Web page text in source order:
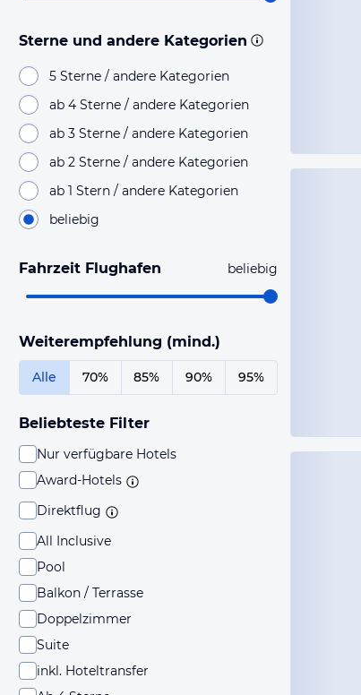
Sterne und andere Kategorien
5 Sterne / andere Kategorien
ab 4 Sterne / andere Kategorien
ab 3 Sterne / andere Kategorien
ab 2 Sterne / andere Kategorien
ab 1 Stern / andere Kategorien
beliebig
Fahrzeit Flughafen beliebig
Weiterempfehlung (mind.)
Alle 70% 85% 90% 95%
Beliebteste Filter
Nur verfügbare Hotels
Award-Hotels
Direktflug
All Inclusive
Pool
Balkon / Terrasse
Doppelzimmer
Suite
inkl. Hoteltransfer